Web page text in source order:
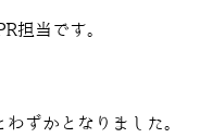
担当です。
ずかとなりました。